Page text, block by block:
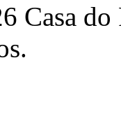
Casa do